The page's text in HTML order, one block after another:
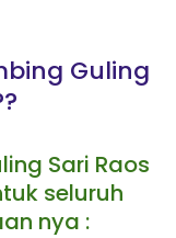
Guling
Sari Raos
seluruh
nya :